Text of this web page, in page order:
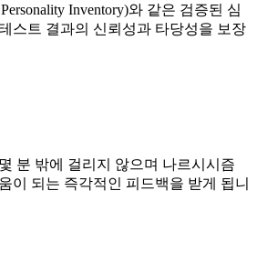
Inventory)와 같은 검증된 심
스트 결과의 신뢰성과 타당성을 보장
분 밖에 걸리지 않으며 나르시시즘
이 되는 즉각적인 피드백을 받게 됩니